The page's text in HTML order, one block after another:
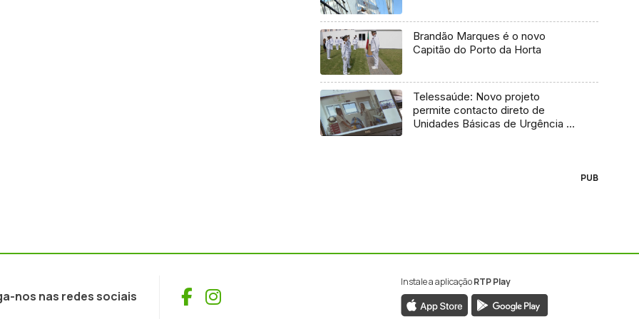
Brandão Marques é o novo
Capitão do Porto da Horta
Telessaúde: Novo projeto
permite contacto direto de
Unidades Básicas de Urgência e
PUB
nos nas redes sociais Facebook
Instagram
Instale a aplicaçãoRTP Play